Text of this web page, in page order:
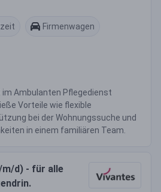
Firmenwagen
Ambulanten Pflegedienst
Vorteile wie flexible
bei der Wohnungssuche und
in einem familiären Team.
d) - für alle